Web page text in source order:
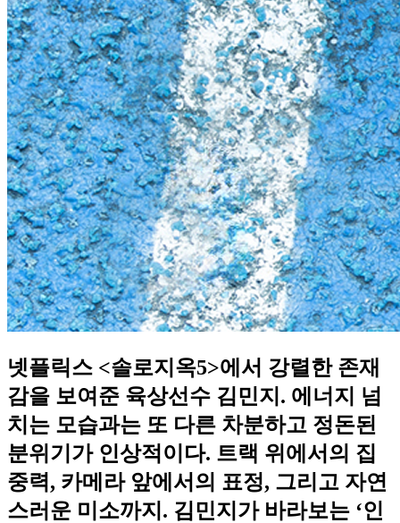
넷플릭스 <솔로지옥5>에서 강렬한 존재
감을 보여준 육상선수 김민지. 에너지 넘
치는 모습과는 또 다른 차분하고 정돈된
분위기가 인상적이다. 트랙 위에서의 집
중력, 카메라 앞에서의 표정, 그리고 자연
스러운 미소까지. 김민지가 바라보는 ‘인